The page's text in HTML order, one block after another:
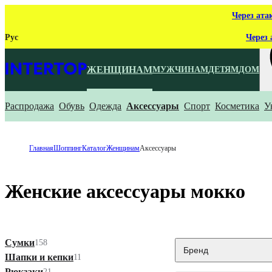
Через
Рус Через
ЖЕНЩИНАММУЖЧИНАМДЕТЯМДОМ
Распродажа Обувь Одежда Аксессуары Спорт Косметика
ГлавнаяШоппингКаталогЖенщинамАксессуары
Женские аксессуары мокко
Сумки158
Шапки и кепки11
Бренд